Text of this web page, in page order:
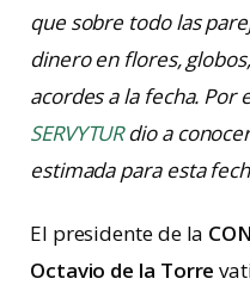
que sobre todo las
dinero en flores,
acordes a la fecha. Por
SERVYTURdio a
estimada para esta
El presidente de la
Octavio de la Torre